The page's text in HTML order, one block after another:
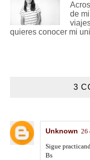
de
quieres conocer mi
3
Unknown 26
Sigue
Bs